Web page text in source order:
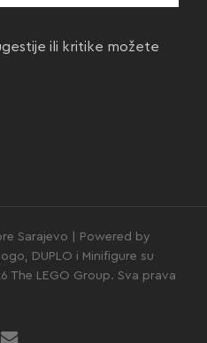
ili kritike možete
Sarajevo | Powered by
DUPLO i Minifigure su
The LEGO Group. Sva prava
email